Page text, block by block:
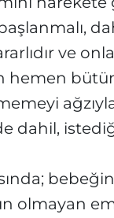
ve
hemen
dahil,
olmayan